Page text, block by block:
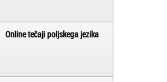
Online tečaji poljskega jezika